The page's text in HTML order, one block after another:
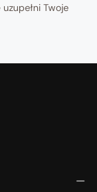
Twoje